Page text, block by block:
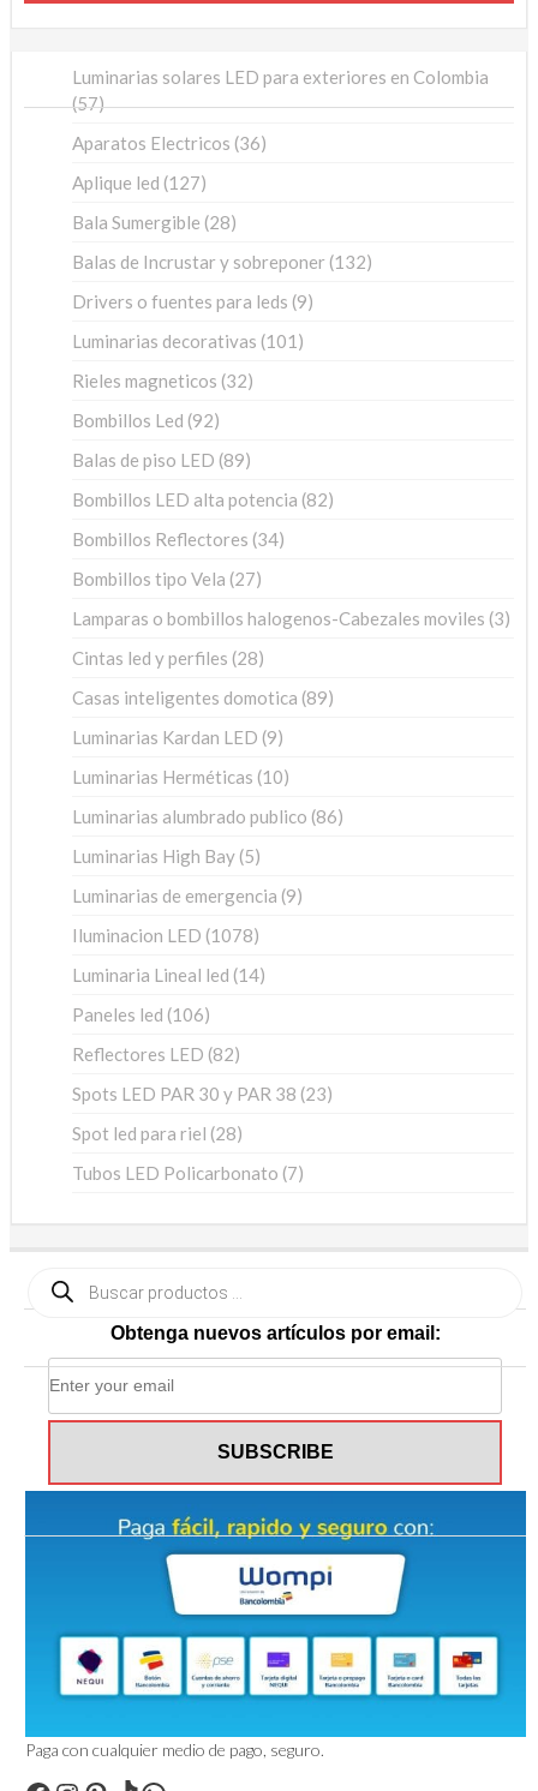
Luminarias solares LED para exteriores en Colombia
5757
Aparatos Electricos 3636
Aplique led 127127
Bala Sumergible 2828
Balas de Incrustar y sobreponer 132132
Drivers o fuentes para leds 99
Luminarias decorativas 101 101
Rieles magneticos 3232
Bombillos Led 9292
Balas de piso LED 8989
Bombillos LED alta potencia 8282
Bombillos Reflectores 3434
Bombillos tipo Vela 2727
Lamparas o bombillos halogenos-Cabezales moviles 33
Cintas led y perfiles 2828
Casas inteligentes domotica 8989
Luminarias Kardan LED 99
Luminarias Herméticas 1010
Luminarias alumbrado publico 8686
Luminarias High Bay 55
Luminarias de emergencia 99
Iluminacion LED 10781078
Luminaria Lineal led 1414
Paneles led 106106
Reflectores LED 8282
Spots LED PAR 30 y PAR 38 2323
Spot led para riel 2828
Tubos LED Policarbonato 77
productos
Obtenga nuevos artículos por email:
Paga con cualquier medio de pago, seguro.